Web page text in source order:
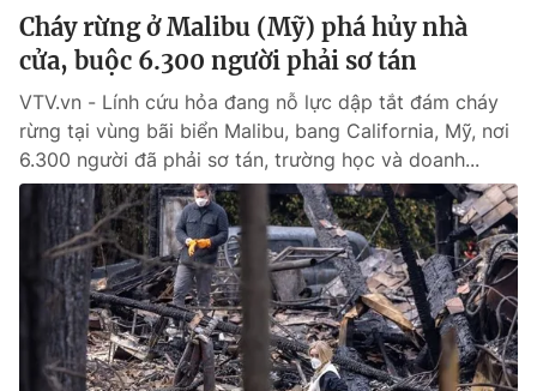
Góc doanh nghiệp
Truyền hình
Phim VTV
Hậu trường
Nhân vật
Khán giả
Giải sao mai
Giải trí
Điện ảnh
Âm nhạc
Sao
Đời sống
Du lịch
Làm đẹp
Chất lượng cuộc sống
Giáo dục
Tuyển sinh
Học trực tuyến
Công nghệ
Hitech Công nghệ tương lai
Giao lưu trực tuyến
Cháy rừng ở Malibu (Mỹ) phá hủy nhà
cửa, buộc 6.300 người phải sơ tán
VTV.vn - Lính cứu hỏa đang nỗ lực dập tắt đám cháy
rừng tại vùng bãi biển Malibu, bang California, Mỹ, nơi
6.300 người đã phải sơ tán, trường học và doanh...